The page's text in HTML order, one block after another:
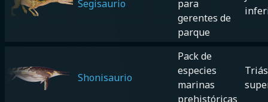
Segisaurio
para
gerentes de
parque
Shonisaurio
Pack de
especies
marinas
prehistóricas